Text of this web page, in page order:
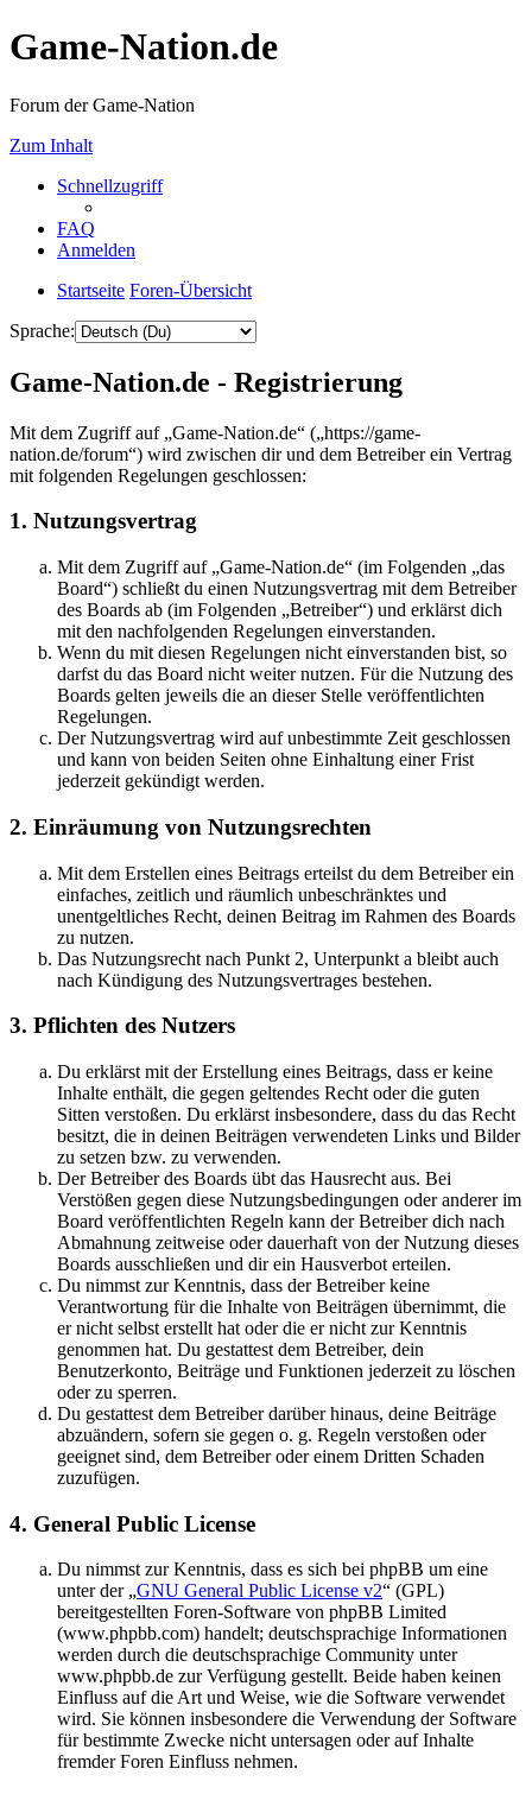
Game-Nation.de
Forum der Game-Nation
Zum Inhalt
Schnellzugriff
FAQ
Anmelden
Startseite Foren-Übersicht
Sprache:
Game-Nation.de - Registrierung
Mit dem Zugriff auf „Game-Nation.de“ („https://game-
nation.de/forum“) wird zwischen dir und dem Betreiber ein Vertrag
mit folgenden Regelungen geschlossen:
1. Nutzungsvertrag
Mit dem Zugriff auf „Game-Nation.de“ (im Folgenden „das
Board“) schließt du einen Nutzungsvertrag mit dem Betreiber
des Boards ab (im Folgenden „Betreiber“) und erklärst dich
mit den nachfolgenden Regelungen einverstanden.
Wenn du mit diesen Regelungen nicht einverstanden bist, so
darfst du das Board nicht weiter nutzen. Für die Nutzung des
Boards gelten jeweils die an dieser Stelle veröffentlichten
Regelungen.
Der Nutzungsvertrag wird auf unbestimmte Zeit geschlossen
und kann von beiden Seiten ohne Einhaltung einer Frist
jederzeit gekündigt werden.
2. Einräumung von Nutzungsrechten
Mit dem Erstellen eines Beitrags erteilst du dem Betreiber ein
einfaches, zeitlich und räumlich unbeschränktes und
unentgeltliches Recht, deinen Beitrag im Rahmen des Boards
zu nutzen.
Das Nutzungsrecht nach Punkt 2, Unterpunkt a bleibt auch
nach Kündigung des Nutzungsvertrages bestehen.
3. Pflichten des Nutzers
Du erklärst mit der Erstellung eines Beitrags, dass er keine
Inhalte enthält, die gegen geltendes Recht oder die guten
Sitten verstoßen. Du erklärst insbesondere, dass du das Recht
besitzt, die in deinen Beiträgen verwendeten Links und Bilder
zu setzen bzw. zu verwenden.
Der Betreiber des Boards übt das Hausrecht aus. Bei
Verstößen gegen diese Nutzungsbedingungen oder anderer im
Board veröffentlichten Regeln kann der Betreiber dich nach
Abmahnung zeitweise oder dauerhaft von der Nutzung dieses
Boards ausschließen und dir ein Hausverbot erteilen.
Du nimmst zur Kenntnis, dass der Betreiber keine
Verantwortung für die Inhalte von Beiträgen übernimmt, die
er nicht selbst erstellt hat oder die er nicht zur Kenntnis
genommen hat. Du gestattest dem Betreiber, dein
Benutzerkonto, Beiträge und Funktionen jederzeit zu löschen
oder zu sperren.
Du gestattest dem Betreiber darüber hinaus, deine Beiträge
abzuändern, sofern sie gegen o. g. Regeln verstoßen oder
geeignet sind, dem Betreiber oder einem Dritten Schaden
zuzufügen.
4. General Public License
Du nimmst zur Kenntnis, dass es sich bei phpBB um eine
unter der „GNU General Public License v2“ (GPL)
bereitgestellten Foren-Software von phpBB Limited
(www.phpbb.com) handelt; deutschsprachige Informationen
werden durch die deutschsprachige Community unter
www.phpbb.de zur Verfügung gestellt. Beide haben keinen
Einfluss auf die Art und Weise, wie die Software verwendet
wird. Sie können insbesondere die Verwendung der Software
für bestimmte Zwecke nicht untersagen oder auf Inhalte
fremder Foren Einfluss nehmen.